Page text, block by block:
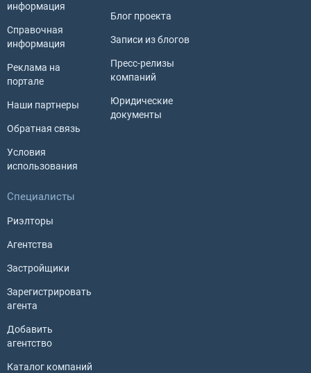
информация
Справочная
информация
Реклама на
портале
Наши партнеры
Обратная связь
Условия
использования
Блог проекта
Записи из блогов
Пресс-релизы
компаний
Юридические
документы
Специалисты
Риэлторы
Агентства
Застройщики
Зарегистрировать
агента
Добавить
агентство
Каталог компаний